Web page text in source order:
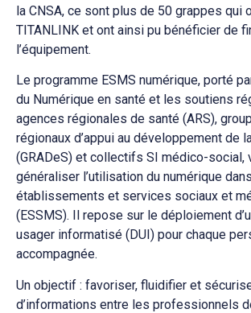
la CNSA, ce sont plus de 50 grappes qui
TITANLINK et ont ainsi pu bénéficier de
l’équipement.
Le programme ESMS numérique, porté
du Numérique en santé et les soutiens
agences régionales de santé (ARS),
régionaux d’appui au développement de
(GRADeS) et collectifs SI médico-social,
généraliser l’utilisation du numérique
établissements et services sociaux et
(ESSMS). Il repose sur le déploiement
usager informatisé (DUI) pour chaque
accompagnée.
Un objectif : favoriser, fluidifier et
d’informations entre les professionnels